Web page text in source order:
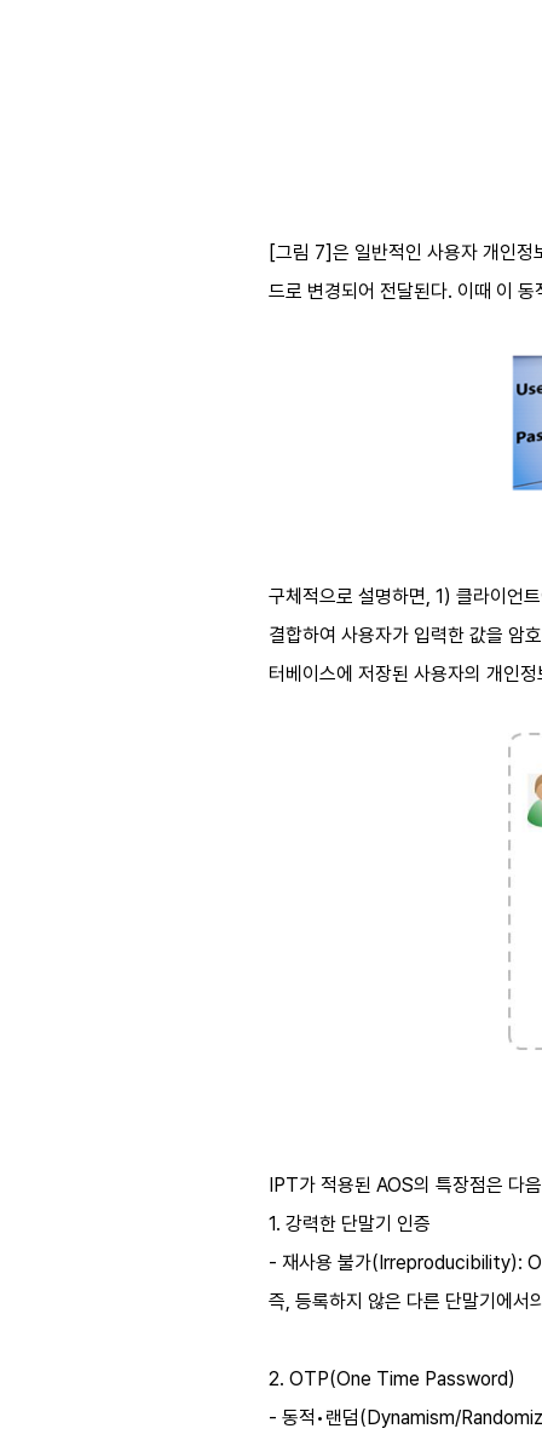
[그림 7]은 일반적인 사용자 개인
드로 변경되어 전달된다. 이때 이
구체적으로 설명하면, 1) 클라이언
결합하여 사용자가 입력한 값을 암
터베이스에 저장된 사용자의 개인
IPT가 적용된 AOS의 특장점은 다
1. 강력한 단말기 인증
- 재사용 불가(Irreproducibility):
즉, 등록하지 않은 다른 단말기에서
2. OTP(One Time Password)
- 동적•랜덤(Dynamism/